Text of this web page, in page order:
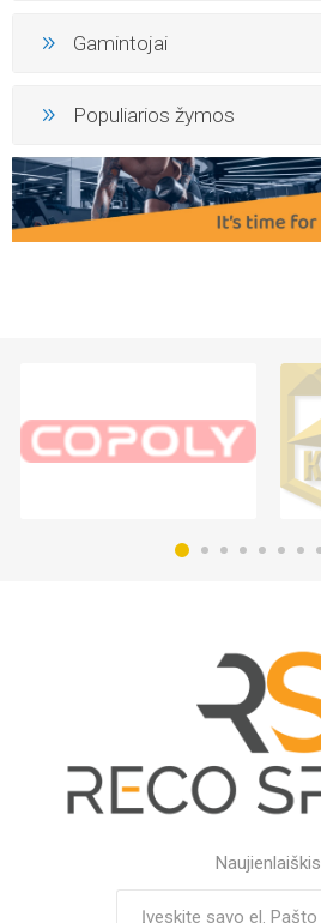
Gamintojai
Populiarios žymos
Naujienlaiškis